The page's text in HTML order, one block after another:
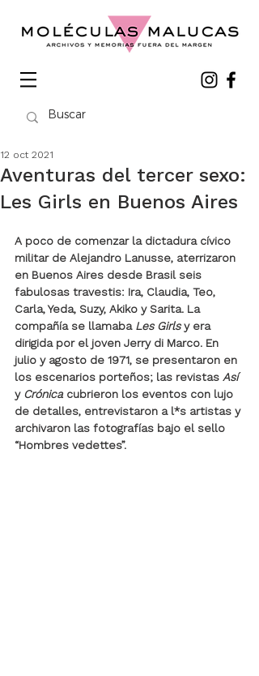
Aventuras del tercer sexo:
Les Girls en Buenos Aires
12 oct 2021
A poco de comenzar la dictadura cívico
militar de Alejandro Lanusse, aterrizaron
en Buenos Aires desde Brasil seis
fabulosas travestis: Ira, Claudia, Teo,
Carla, Yeda, Suzy, Akiko y Sarita. La
compañía se llamaba Les Girls y era
dirigida por el joven Jerry di Marco. En
julio y agosto de 1971, se presentaron en
los escenarios porteños; las revistas Así
y Crónica cubrieron los eventos con lujo
de detalles, entrevistaron a l*s artistas y
archivaron las fotografías bajo el sello
“Hombres vedettes”.